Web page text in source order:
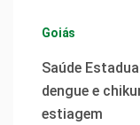
Goiás
Saúde
dengue e
estiagem